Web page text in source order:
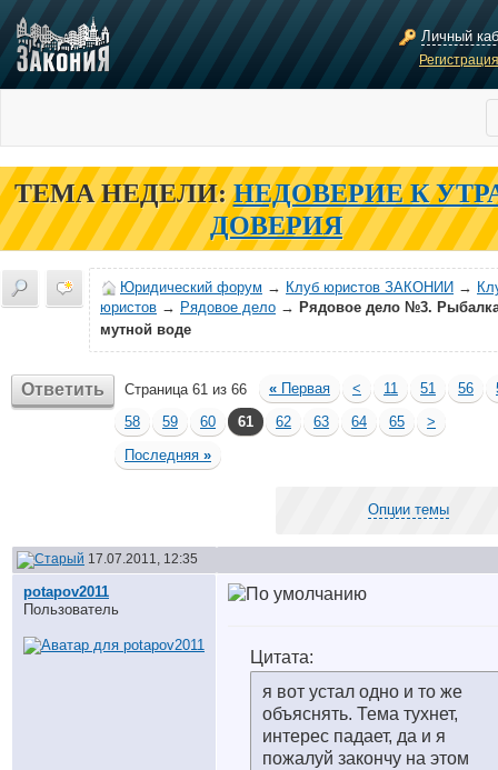
Личный
ТЕМА НЕДЕЛИ: НЕДОВЕРИЕ К
ДОВЕРИЯ
Юридический форум → Клуб юристов ЗАКОНИИ →
юристов → Рядовое дело → Рядовое дело №3.
мутной воде
Ответить Страница 61 из 66 « Первая < 11 51 56
58
59 60 61 62 63 64 65
>
Последняя »
Опции темы
17.07.2011, 12:35
potapov2011
Пользователь
Цитата:
я вот устал одно и то же
объяснять. Тема тухнет,
интерес падает, да и я
пожалуй закончу на этом